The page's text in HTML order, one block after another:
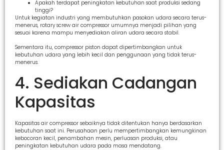
Apakah terdapat peningkatan kebutuhan saat produksi sedang
tinggi?
Untuk kegiatan industri yang membutuhkan pasokan udara secara terus-
menerus, rotary screw air compressor umumnya menjadi pilihan yang
sesuai karena mampu menyediakan aliran udara secara stabil.
Sementara itu, compressor piston dapat dipertimbangkan untuk
kebutuhan udara yang lebih kecil dan penggunaan yang tidak terus-
menerus.
4. Sediakan Cadangan
Kapasitas
Kapasitas air compressor sebaiknya tidak ditentukan hanya berdasarkan
kebutuhan saat ini. Perusahaan perlu mempertimbangkan kemungkinan
kebocoran kecil, penambahan mesin, perluasan produksi, atau
peningkatan kebutuhan udara pada masa mendatang.